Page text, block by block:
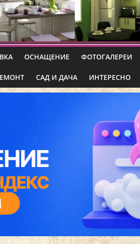
ОСНАЩЕНИЕ ФОТОГАЛЕРЕИ
САД И ДАЧА ИНТЕРЕСНО